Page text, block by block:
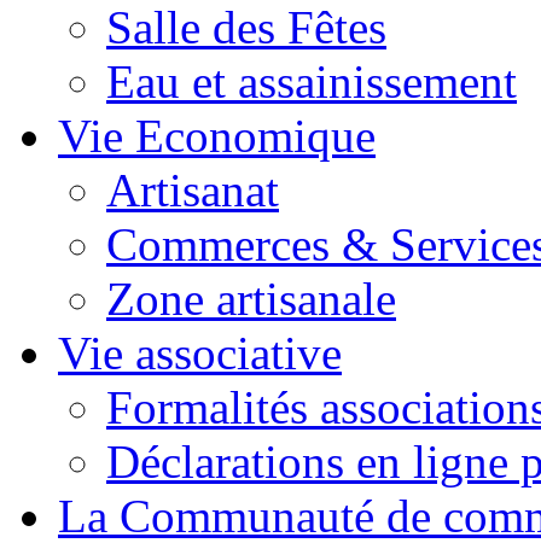
Salle des Fêtes
Eau et assainissement
Vie Economique
Artisanat
Commerces &
Zone artisanale
Vie associative
Formalités
Déclarations en ligne
La Communauté de